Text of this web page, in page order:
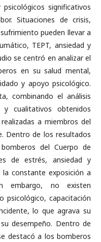
significativos
Situaciones de crisis,
pueden llevar a
TEPT, ansiedad y
se centró en analizar el
en su salud mental,
y apoyo psicológico.
combinando el análisis
cualitativos obtenidos
a miembros del
Dentro de los resultados
del Cuerpo de
de estrés, ansiedad y
constante exposición a
embargo, no existen
psicológico, capacitación
lo que agrava su
desempeño. Dentro de
destacó a los bomberos